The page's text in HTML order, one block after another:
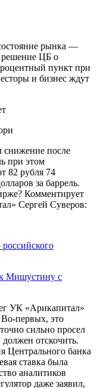
рынка —
решение ЦБ о
пункт при
и бизнес ждут
после
при этом
82 рубля 74
за баррель.
Комментирует
Сергей Суверов:
к Мишустину с
УК «Арикапитал»
первых, это
сильно просел
отскочить.
Центрального банка
ставка была
аналитиков
даже заявил,